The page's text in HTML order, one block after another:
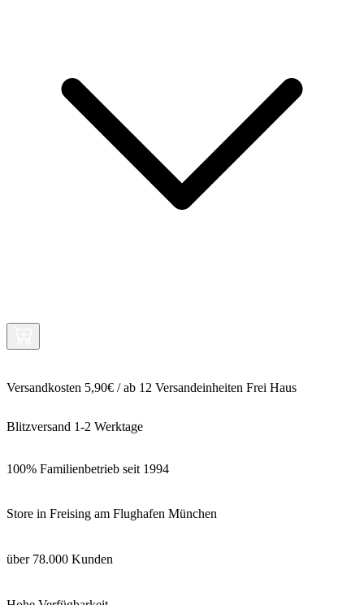
Versandkosten 5,90€ / ab 12 Versandeinheiten Frei Haus
Blitzversand 1-2 Werktage
100% Familienbetrieb seit 1994
Store in Freising am Flughafen München
über 78.000 Kunden